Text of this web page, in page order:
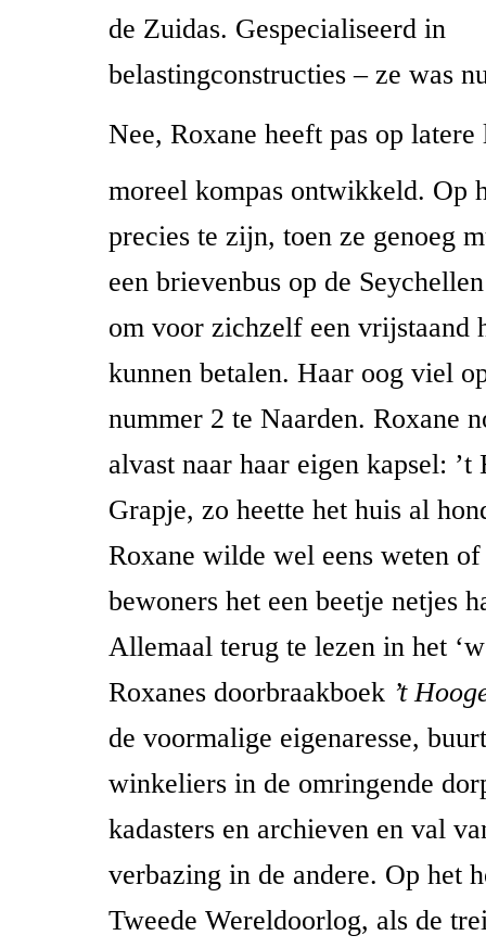
de Zuidas. Gespecialiseerd in
belastingconstructies – ze was
Nee, Roxane heeft pas op
moreel kompas ontwikkeld. Op
precies te zijn, toen ze genoeg
een brievenbus op de
om voor zichzelf een vrijstaand
kunnen betalen. Haar oog viel
nummer 2 te Naarden. Roxane
alvast naar haar eigen kapsel: ’t
Grapje, zo heette het huis al
Roxane wilde wel eens weten
bewoners het een beetje netjes
Allemaal terug te lezen in het
Roxanes doorbraakboek ’t
de voormalige eigenaresse,
winkeliers in de omringende
kadasters en archieven en val
verbazing in de andere. Op het
Tweede Wereldoorlog, als de